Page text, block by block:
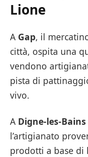
Lione
A Gap, il
città, ospita una
vendono
pista di
vivo.
A Digne-les-Bains
l’artigianato
prodotti a base di